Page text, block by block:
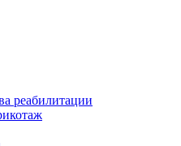
реабилитации